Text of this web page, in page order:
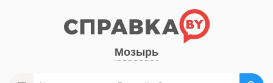
Мозырь